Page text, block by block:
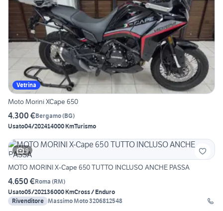
Vetrina
Moto Morini XCape 650
4.300 €Bergamo(BG)
Usato04/202414000 KmTurismo
9
MOTO MORINI X-Cape 650 TUTTO INCLUSO ANCHE PASSA
4.650 €Roma (RM)
Usato05/202136000 KmCross / Enduro
Rivenditore Massimo Moto 3206812548